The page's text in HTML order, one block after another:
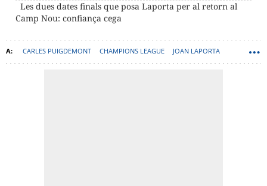
Les dues dates finals que posa Laporta per al retorn al
Camp Nou: confiança cega
CARLES PUIGDEMONT CHAMPIONS LEAGUE JOAN LAPORTA